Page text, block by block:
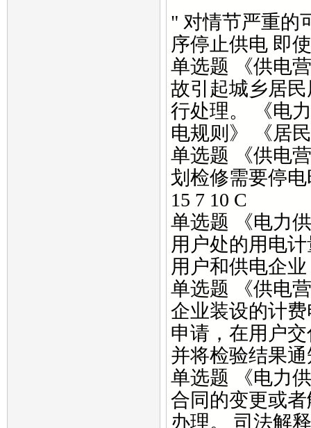
" 对情节严重的
序停止供电 即
单选题 《供电
故引起城乡居
行处理。 《电
电规则》 《居
单选题 《供电
划检修需要停
15 7 10 C
单选题 《电力
用户处的用电
用户和供电企
单选题 《供电
企业装设的计
申请，在用户
并将检验结果通
单选题 《电力
合同的变更或
办理。 司法解